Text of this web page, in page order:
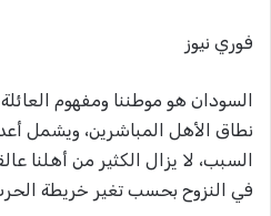
فوري نيوز
السودان هو موطننا ومفهوم
نطاق الأهل المباشرين، ويشمل
السبب، لا يزال الكثير من أهلنا
في النزوح بحسب تغير خريطة